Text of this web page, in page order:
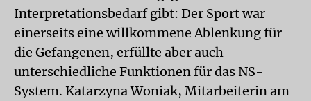
Interpretationsbedarf gibt: Der Sport war
einerseits eine willkommene Ablenkung für
die Gefangenen, erfüllte aber auch
unterschiedliche Funktionen für das NS-
System. Katarzyna Woniak, Mitarbeiterin am